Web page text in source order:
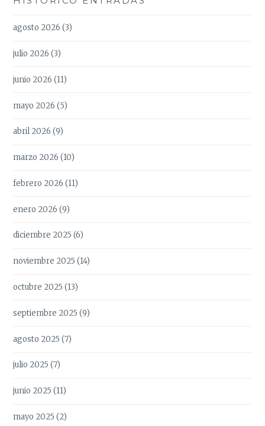
agosto 2026 (3)
julio 2026 (3)
junio 2026 (11)
mayo 2026 (5)
abril 2026 (9)
marzo 2026 (10)
febrero 2026 (11)
enero 2026 (9)
diciembre 2025 (6)
noviembre 2025 (14)
octubre 2025 (13)
septiembre 2025 (9)
agosto 2025 (7)
julio 2025 (7)
junio 2025 (11)
mayo 2025 (2)